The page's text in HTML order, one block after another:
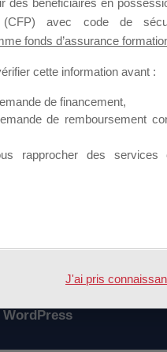
qui souhaitent répondre à
il est possible de laisser
rejoindre ce groupe
avril
WordPress
(CFP) avec code de
fonds d’assurance
cette information avant :
de financement,
de remboursement
rapprocher des services
J'ai pris